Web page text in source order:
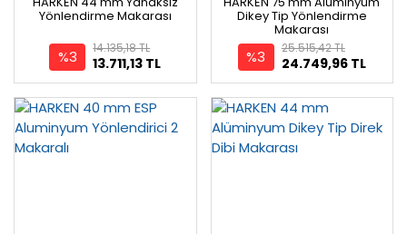
Yönlendirme Makarası
%3 13.711,13 TL
14.135,18 TL
Dikey Tip Yönlendirme
Makarası
%3 24.749,96 TL
25.515,42 TL